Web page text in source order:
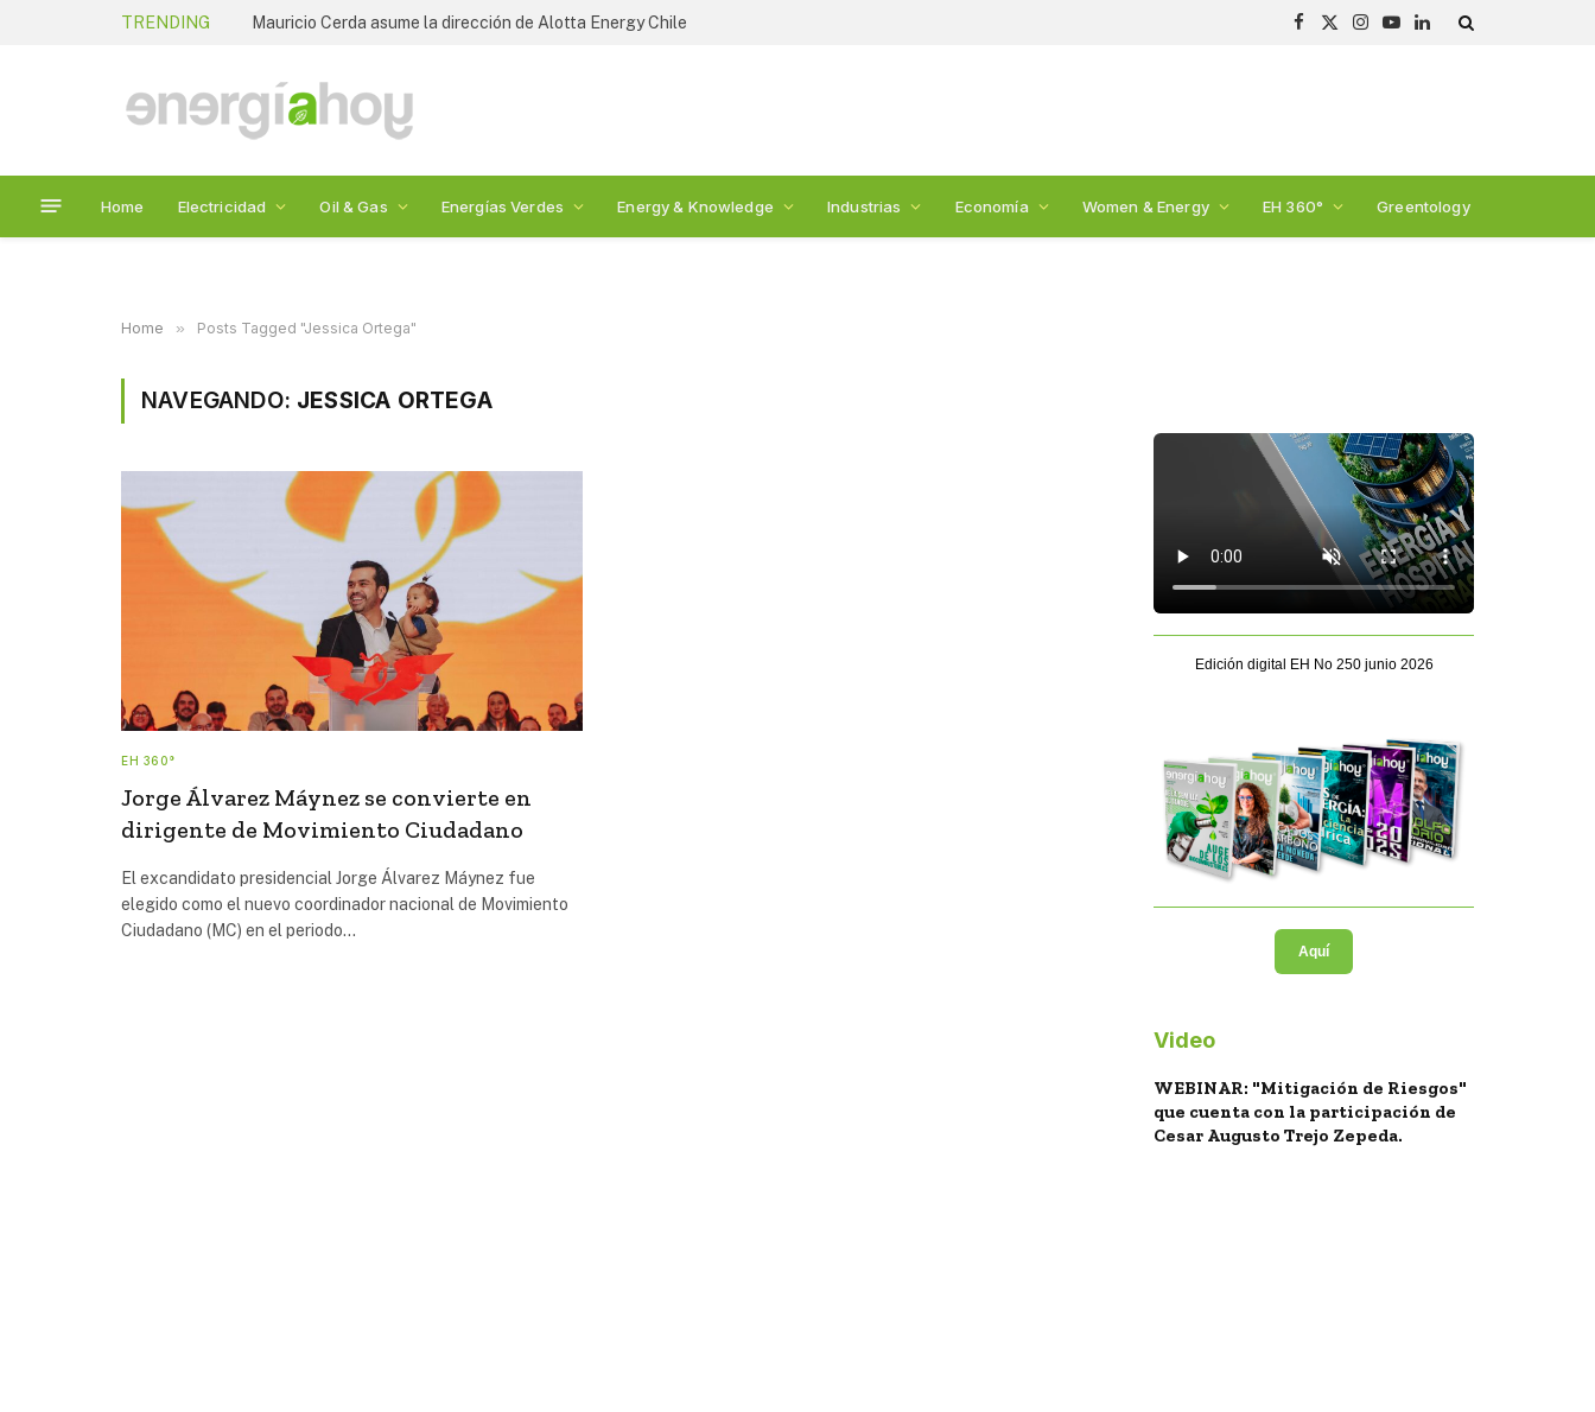
TRENDING Mauricio Cerda asume la dirección de Alotta Energy Chile
Facebook
X
Instagram
YouTubeLinkedIn
Home Electricidad Oil & Gas Energías Verdes Energy & Knowledge Industrias Economía Women & Energy EH 360° Greentology
Home » Posts Tagged "Jessica Ortega"
NAVEGANDO: JESSICA ORTEGA
EH 360°
Jorge Álvarez Máynez se convierte en
dirigente de Movimiento Ciudadano
El excandidato presidencial Jorge Álvarez Máynez fue
elegido como el nuevo coordinador nacional de Movimiento
Ciudadano (MC) en el periodo…
Edición digital EH No 250 junio 2026
Aquí
Video
WEBINAR: "Mitigación de Riesgos"
que cuenta con la participación de
Cesar Augusto Trejo Zepeda.